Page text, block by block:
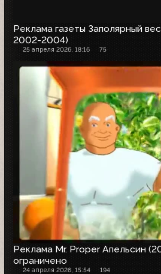
Реклама газеты Заполярный
2002-2004)
25 апреля 2026, 18:16 75
Реклама Mr. Proper Апельсин
ограничено
24 апреля 2026, 15:54 194